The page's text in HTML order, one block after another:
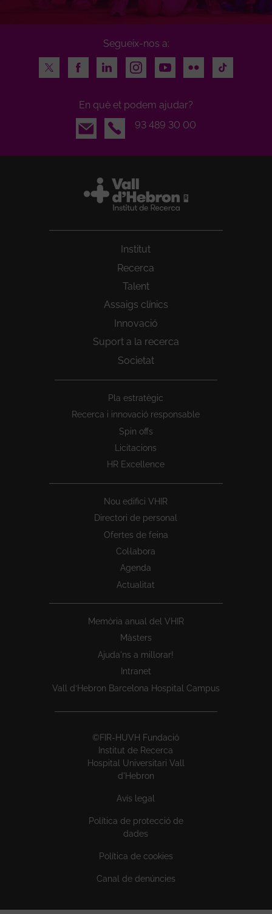
Segueix-nos a:
Twitter
FacebookLinkedInInstagramYoutubeFlickr TikTok
En què et podem ajudar?
Email
93 489 30 00
Institut
Recerca
Talent
Assaigs clínics
Innovació
Suport a la recerca
Societat
Pla estratègic
Recerca i innovació responsable
Spin offs
Licitacions
HR Excellence
Nou edifici VHIR
Directori de personal
Ofertes de feina
Col·labora
Agenda
Actualitat
Memòria anual del VHIR
Màsters
Ajuda'ns a millorar!
Intranet
Vall d’Hebron Barcelona Hospital Campus
©FIR-HUVH Fundació
Institut de Recerca
Hospital Universitari Vall
d'Hebron
Avís legal
Política de protecció de
dades
Política de cookies
Canal de denúncies